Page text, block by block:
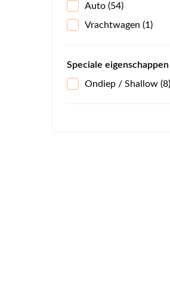
Auto (54)
Vrachtwagen (1)
Speciale eigenschappen
Ondiep / Shallow (8)